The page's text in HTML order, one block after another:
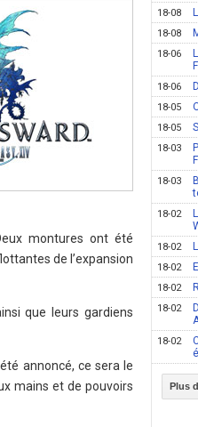
montures ont été
de l’expansion
que leurs gardiens
annoncé, ce sera le
mains et de pouvoirs
18-08
18-08
18-06
18-06
18-05
18-05
18-03
18-03
18-02
18-02
18-02
18-02
18-02
18-02
Plus